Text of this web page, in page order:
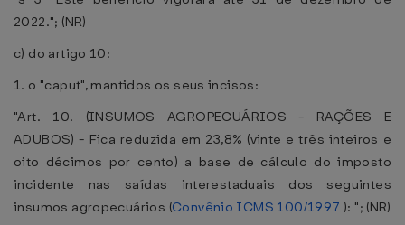
2022."; (NR)
c) do artigo 10:
1. o "caput", mantidos os seus incisos:
"Art. 10. (INSUMOS AGROPECUÁRIOS - RAÇÕES E
ADUBOS) - Fica reduzida em 23,8% (vinte e três inteiros e
oito décimos por cento) a base de cálculo do imposto
incidente nas saídas interestaduais dos seguintes
insumos agropecuários (Convênio ICMS 100/1997 ): "; (NR)